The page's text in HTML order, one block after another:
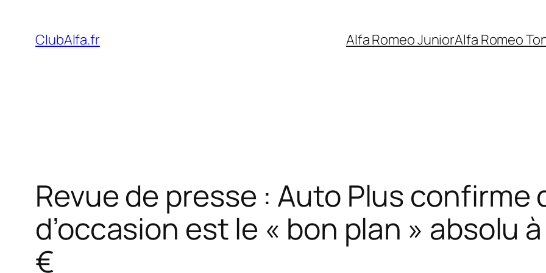
contenu
ClubAlfa.fr Alfa Romeo JuniorAlfa Romeo
Revue de presse : Auto Plus confirme
d’occasion est le « bon plan » absolu
€